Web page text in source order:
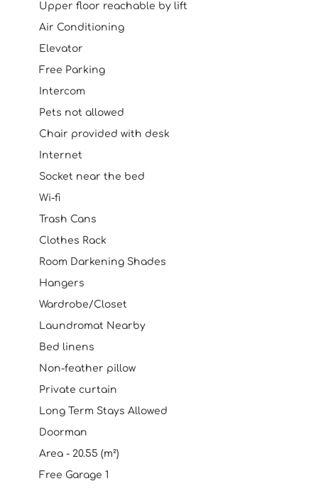
Upper floor reachable by lift
Air Conditioning
Elevator
Free Parking
Intercom
Pets not allowed
Chair provided with desk
Internet
Socket near the bed
Wi-fi
Trash Cans
Clothes Rack
Room Darkening Shades
Hangers
Wardrobe/Closet
Laundromat Nearby
Bed linens
Non-feather pillow
Private curtain
Long Term Stays Allowed
Doorman
Area - 20.55 (m²)
Free Garage 1